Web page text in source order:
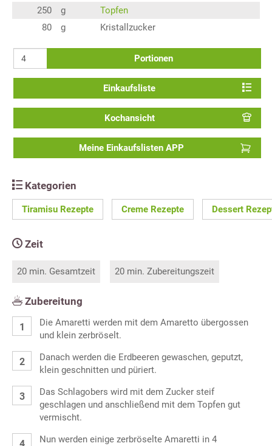
250
g
Topfen
80
g Kristallzucker
Portionen
Einkaufsliste
Kochansicht
Meine Einkaufslisten APP
Kategorien
Tiramisu Rezepte Creme Rezepte Dessert
Zeit
20 min. Gesamtzeit 20 min. Zubereitungszeit
Zubereitung
Die Amaretti werden mit dem Amaretto übergossen
und klein zerbröselt.
Danach werden die Erdbeeren gewaschen, geputzt,
klein geschnitten und püriert.
Das Schlagobers wird mit dem Zucker steif
geschlagen und anschließend mit dem Topfen gut
vermischt.
Nun werden einige zerbröselte Amaretti in 4